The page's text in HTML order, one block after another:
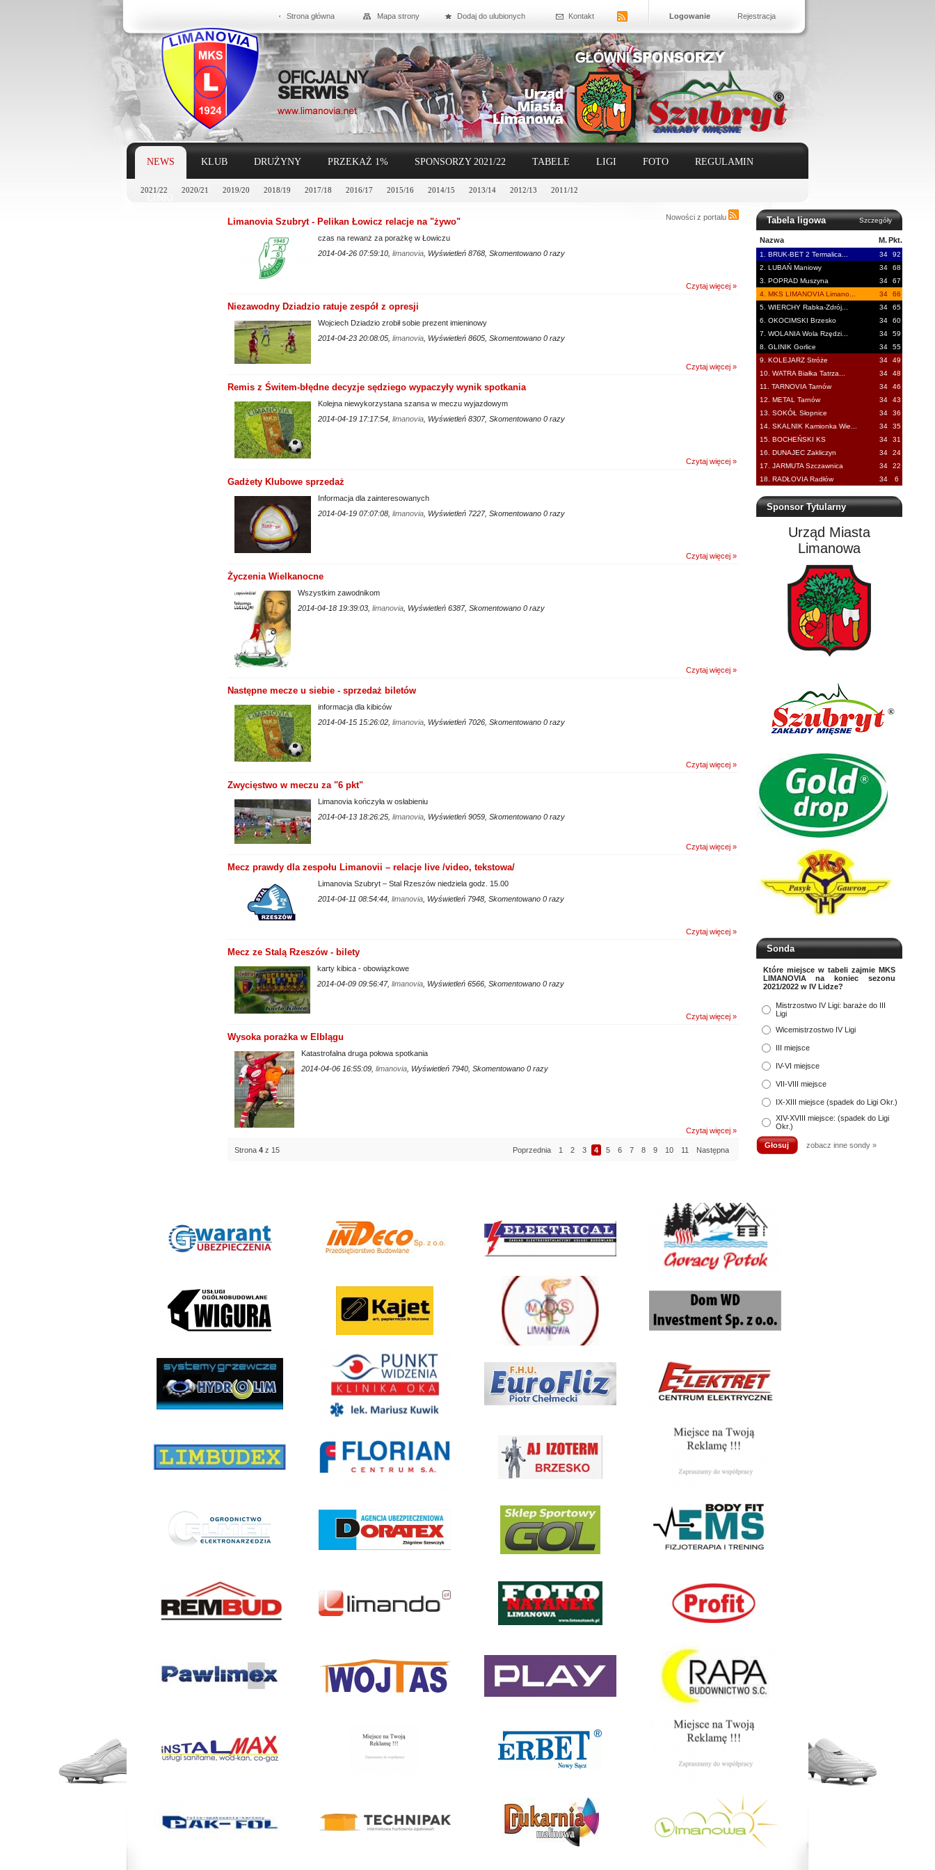
Strona główna Mapa strony Dodaj do ulubionych Kontakt Logowanie Rejestracja
NEWS
2021/22 2020/21 2019/20 2018/19 2017/18 2016/17 2015/16 2014/15 2013/14 2012/13 2011/12
KLUB DRUŻYNY PRZEKAŻ 1% SPONSORZY 2021/22 TABELE LIGI FOTO REGULAMIN
Tabela ligowa Szczegóły
Nazwa M. Pkt.
1. BRUK-BET 2 Termalica... 34
92
2. LUBAŃ Maniowy
34
68
3. POPRAD Muszyna
34
67
4. MKS LIMANOVIA Limano...
34
66
5. WIERCHY Rabka-Zdrój...
34
65
6. OKOCIMSKI Brzesko
34
60
7. WOLANIA Wola Rzędzi...
34
59
8. GLINIK Gorlice
34
55
9. KOLEJARZ Stróże
34
49
10. WATRA Białka Tatrza...
34
48
11. TARNOVIA Tarnów
34
46
12. METAL Tarnów
34
43
13. SOKÓŁ Słopnice
34
36
14. SKALNIK Kamionka Wie...
34
35
15. BOCHEŃSKI KS
34
31
16. DUNAJEC Zakliczyn
34
24
17. JARMUTA Szczawnica
34
22
18. RADŁOVIA Radłów
34 6
Sponsor Tytularny
Urząd Miasta
Limanowa
Sonda
Które miejsce w tabeli zajmie MKS
LIMANOVIA na koniec sezonu
2021/2022 w IV Lidze?
Mistrzostwo IV Ligi: baraże do III
Ligi
Wicemistrzostwo IV Ligi
III miejsce
IV-VI miejsce
VII-VIII miejsce
IX-XIII miejsce (spadek do Ligi Okr.)
XIV-XVIII miejsce: (spadek do Ligi
Okr.)
zobacz inne sondy »
Limanovia Szubryt - Pelikan Łowicz relacje na "żywo"
czas na rewanż za porażkę w Łowiczu
Czytaj więcej »
2014-04-26 07:59:10, limanovia, Wyświetleń 8768, Skomentowano 0 razy
Niezawodny Dziadzio ratuje zespół z opresji
Wojciech Dziadzio zrobił sobie prezent imieninowy
Czytaj więcej »
2014-04-23 20:08:05, limanovia, Wyświetleń 8605, Skomentowano 0 razy
Remis z Świtem-błędne decyzje sędziego wypaczyły wynik spotkania
Kolejna niewykorzystana szansa w meczu wyjazdowym
Czytaj więcej »
2014-04-19 17:17:54, limanovia, Wyświetleń 8307, Skomentowano 0 razy
Gadżety Klubowe sprzedaż
Informacja dla zainteresowanych
Czytaj więcej »
2014-04-19 07:07:08, limanovia, Wyświetleń 7227, Skomentowano 0 razy
Życzenia Wielkanocne
Wszystkim zawodnikom
Czytaj więcej »
2014-04-18 19:39:03, limanovia, Wyświetleń 6387, Skomentowano 0 razy
Następne mecze u siebie - sprzedaż biletów
informacja dla kibiców
Czytaj więcej »
2014-04-15 15:26:02, limanovia, Wyświetleń 7026, Skomentowano 0 razy
Zwycięstwo w meczu za "6 pkt"
Limanovia kończyła w osłabieniu
Czytaj więcej »
2014-04-13 18:26:25, limanovia, Wyświetleń 9059, Skomentowano 0 razy
Mecz prawdy dla zespołu Limanovii – relacje live /video, tekstowa/
Limanovia Szubryt – Stal Rzeszów niedziela godz. 15.00
Czytaj więcej »
2014-04-11 08:54:44, limanovia, Wyświetleń 7948, Skomentowano 0 razy
Mecz ze Stalą Rzeszów - bilety
karty kibica - obowiązkowe
Czytaj więcej »
2014-04-09 09:56:47, limanovia, Wyświetleń 6566, Skomentowano 0 razy
Wysoka porażka w Elblągu
Katastrofalna druga połowa spotkania
Czytaj więcej »
2014-04-06 16:55:09, limanovia, Wyświetleń 7940, Skomentowano 0 razy
Nowości z portalu
Strona 4z 15 Poprzednia 1 2 3 4 5 6 7 8 9 10 11 Następna